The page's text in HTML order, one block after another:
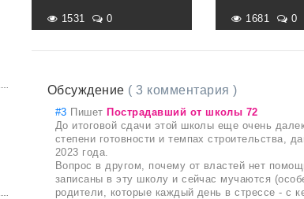
1531 0 1681 0
Обсуждение ( 3 комментария )
#3 Пишет Пострадавший от школы 72
До итоговой сдачи этой школы еще очень
степени готовности и темпах строительства,
2023 года.
Вопрос в другом, почему от властей нет
записаны в эту школу и сейчас мучаются
родители, которые каждый день в стрессе - с